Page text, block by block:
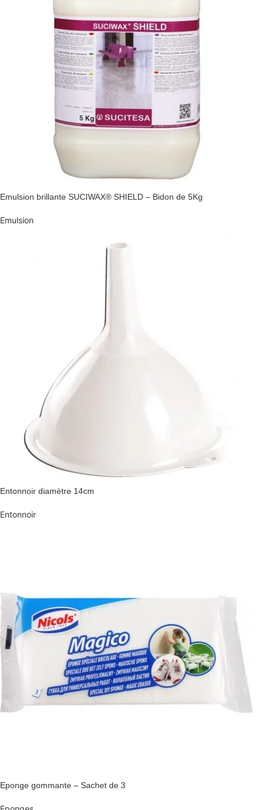
Emulsion brillante SUCIWAX® SHIELD – Bidon de 5Kg
Emulsion
Entonnoir diamètre 14cm
Entonnoir
Eponge gommante – Sachet de 3